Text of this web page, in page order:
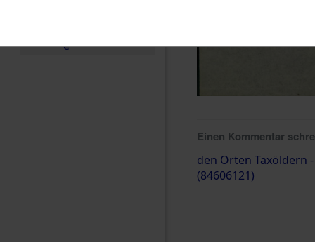
e
Einen Kommentar
den Orten Taxöldern
(84606121)